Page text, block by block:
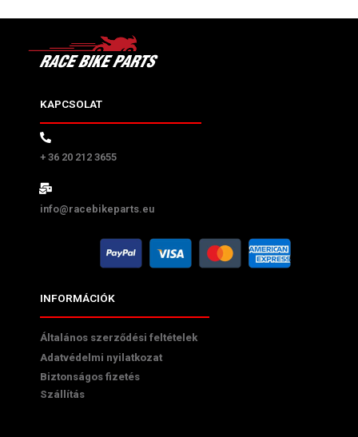
KAPCSOLAT
+ 36 20 212 3655
info@racebikeparts.eu
INFORMÁCIÓK
Általános szerződési feltételek
Adatvédelmi nyilatkozat
Biztonságos fizetés
Szállítás